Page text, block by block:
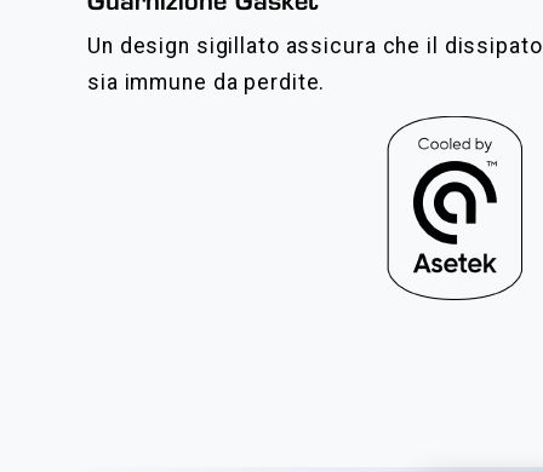
Un design sigillato assicura che il
sia immune da perdite.